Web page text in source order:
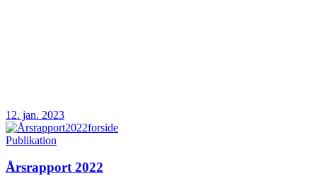
12. jan. 2023
Publikation
Årsrapport 2022